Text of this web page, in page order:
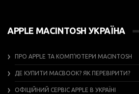
APPLE MACINTOSH УКРАЇНА
ПРО APPLE ТА КОМП’ЮТЕРИ MACINTOSH
ДЕ КУПИТИ MACBOOK? ЯК ПЕРЕВІРИТИ?
ОФІЦІЙНИЙ СЕРВІС APPLE В УКРАЇНІ